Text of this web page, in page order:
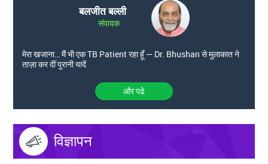
बलजीत बल्ली
संपादक
मेरा खजाना… मैं भी एक TB Patient रहा हूँ — Dr. Bhushan से मुलाकात ने
ताज़ा कर दीं पुरानी यादें
और पढे
विज्ञापन